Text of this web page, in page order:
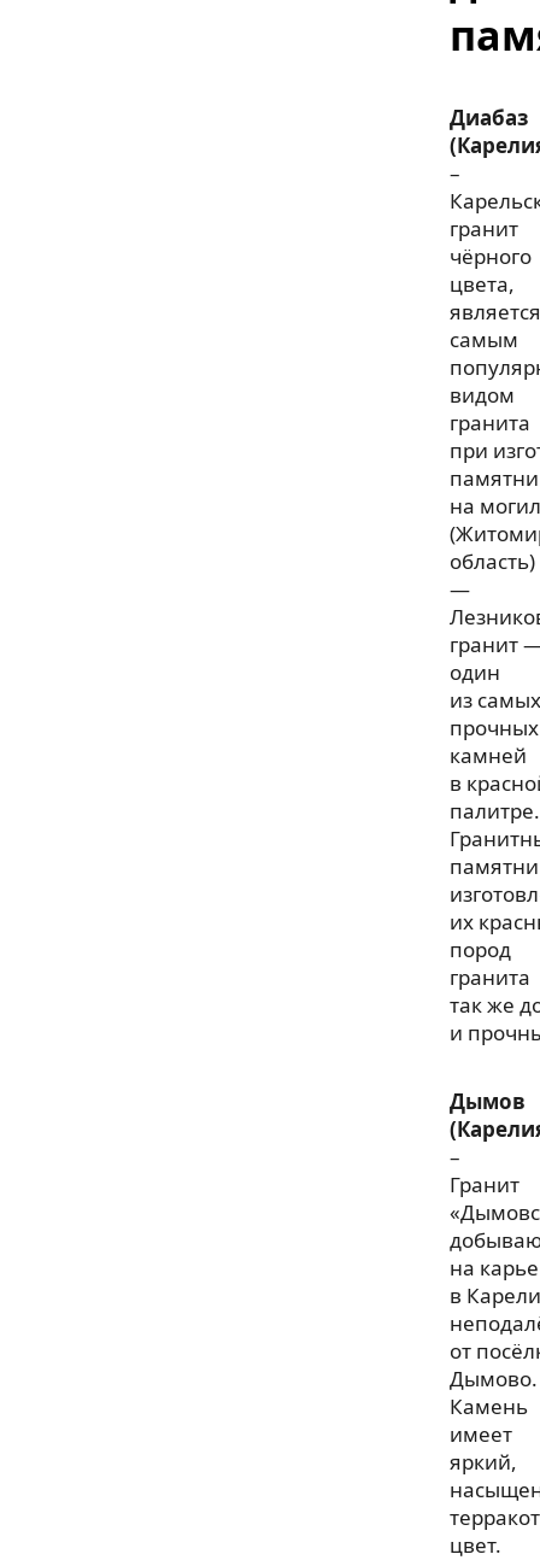
Диабаз
–
гранит
чёрного
цвета,
является
самым
видом
гранита
при
на
область)
—
гранит
один
из самых
прочных
камней
в
палитре.
их
пород
гранита
так же
и
Дымов
–
Гранит
на
в
от
Дымово.
Камень
имеет
яркий,
цвет.